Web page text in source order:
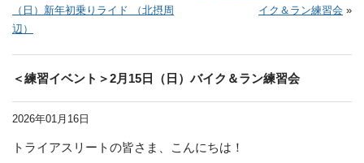
（日）新年初乗りライド （北摂周
辺）
イク＆ラン練習会 »
＜練習イベント＞2月15日（日）バイク＆ラン練習会
2026年01月16日
トライアスリートの皆さま、こんにちは！